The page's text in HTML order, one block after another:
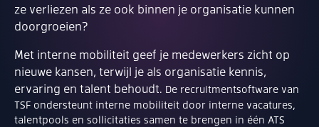
ze verliezen als ze ook binnen je organisatie kunnen
doorgroeien?
Met interne mobiliteit geef je medewerkers zicht op
nieuwe kansen, terwijl je als organisatie kennis,
ervaring en talent behoudt. De recruitmentsoftware van
TSF ondersteunt interne mobiliteit door interne vacatures,
talentpools en sollicitaties samen te brengen in één ATS